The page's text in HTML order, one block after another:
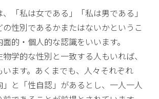
、「私は女である」「私は男である」
性別であるかまたはないかというこ
的・個人的な認識をいいます。
学的な性別と一致する人もいれば、
ます。あくまでも、人々それぞれ
」と「性自認」があるとし、一人一人